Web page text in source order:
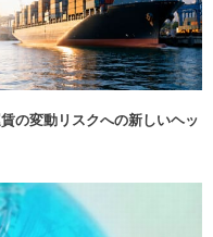
の変動リスクへの新しいヘッ